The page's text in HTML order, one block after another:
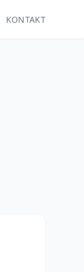
KONTAKT